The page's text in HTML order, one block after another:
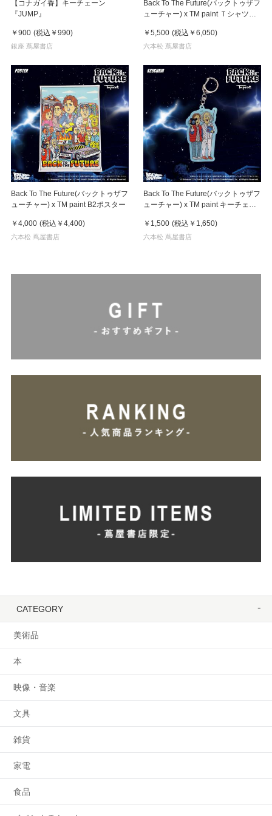
【コナガイ香】キーチェーン
『JUMP』
￥900 (税込 ￥990)
銀座 蔦屋書店
Back To The Future(バックトゥザフ
ューチャー) x TM paint Ｔシャツ
￥5,500 (税込 ￥6,050)
六本松 蔦屋書店
Back To The Future(バックトゥザフ
ューチャー) x TM paint B2ポスター
￥4,000 (税込 ￥4,400)
六本松 蔦屋書店
Back To The Future(バックトゥザフ
ューチャー) x TM paint キーチェー
￥1,500 (税込 ￥1,650)
六本松 蔦屋書店
CATEGORY
美術品
本
映像・音楽
文具
雑貨
家電
食品